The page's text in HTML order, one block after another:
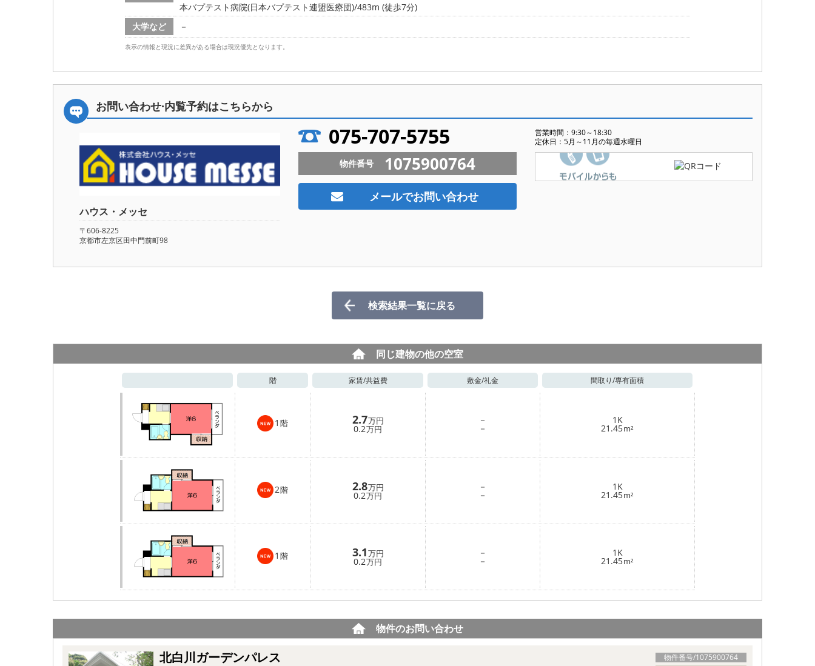
本バプテスト病院(日本バプテスト連盟医療団)/483m (徒歩7分)
大学など
－
表示の情報と現況に差異がある場合は現況優先となります。
お問い合わせ·内覧予約はこちらから
ハウス・メッセ
〒606-8225
京都市左京区田中門前町98
075-707-5755
営業時間：9:30～18:30
定休日：5月～11月の毎週水曜日
物件番号 1075900764
メールでお問い合わせ
検索結果一覧に戻る
同じ建物の他の空室
階 家賃/共益費 敷金/礼金 間取り/専有面積
1 階 2.7万円
0.2万円
－
－
1K
21.45m²
2階 2.8万円
0.2万円
－
－
1K
21.45m²
1 階 3.1万円
0.2万円
－
－
1K
21.45m²
物件のお問い合わせ
物件番号/1075900764
北白川ガーデンパレス